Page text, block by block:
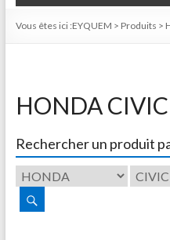
Vous êtes ici :EYQUEM > Produits >
HONDA CIVIC
Rechercher un produit